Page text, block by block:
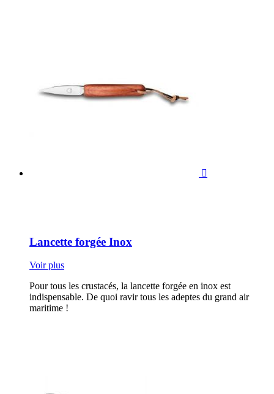

Lancette forgée Inox
Voir plus
Pour tous les crustacés, la lancette forgée en inox est
indispensable. De quoi ravir tous les adeptes du grand air
maritime !